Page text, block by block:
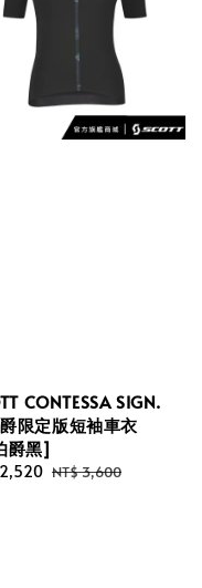
CONTESSA SIGN.
限定版短袖車衣
爵黑]
Regular
NT$ 3,600